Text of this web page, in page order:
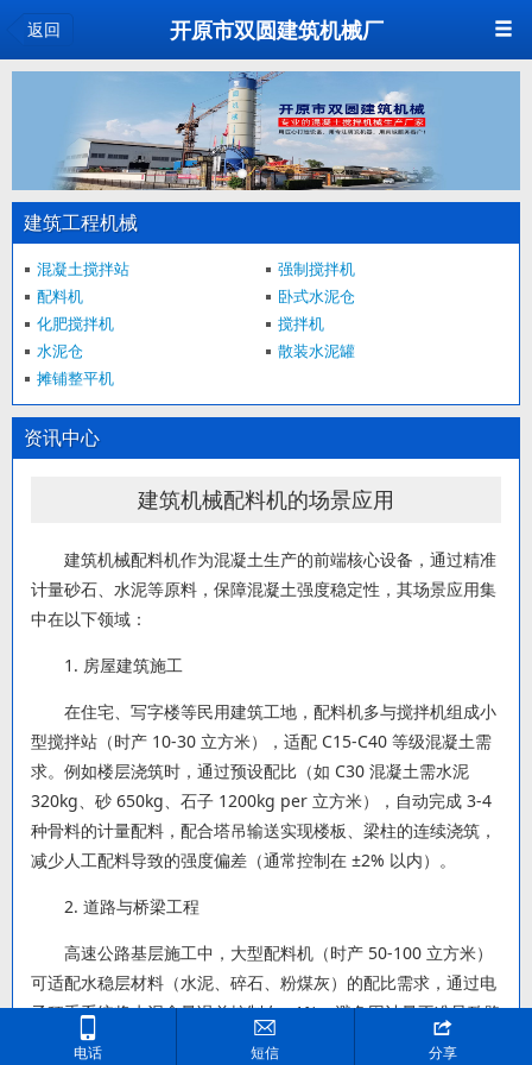
返回 开原市双圆建筑机械厂
建筑工程机械
混凝土搅拌站
强制搅拌机
配料机
卧式水泥仓
化肥搅拌机
搅拌机
水泥仓
散装水泥罐
摊铺整平机
资讯中心
建筑机械配料机的场景应用
建筑机械配料机作为混凝土生产的前端核心设备，通过精准
计量砂石、水泥等原料，保障混凝土强度稳定性，其场景应用集
中在以下领域：
1. 房屋建筑施工
在住宅、写字楼等民用建筑工地，配料机多与搅拌机组成小
型搅拌站（时产 10-30 立方米），适配 C15-C40 等级混凝土需
求。例如楼层浇筑时，通过预设配比（如 C30 混凝土需水泥
320kg、砂 650kg、石子 1200kg per 立方米），自动完成 3-4
种骨料的计量配料，配合塔吊输送实现楼板、梁柱的连续浇筑，
减少人工配料导致的强度偏差（通常控制在 ±2% 以内）。
2. 道路与桥梁工程
高速公路基层施工中，大型配料机（时产 50-100 立方米）
可适配水稳层材料（水泥、碎石、粉煤灰）的配比需求，通过电
子秤重系统将水泥含量误差控制在 ±1%，避免因计量不准导致路
面开裂。桥梁预制场则利用配料机的多仓设计（通常 3-4 仓），

电话

短信

分享